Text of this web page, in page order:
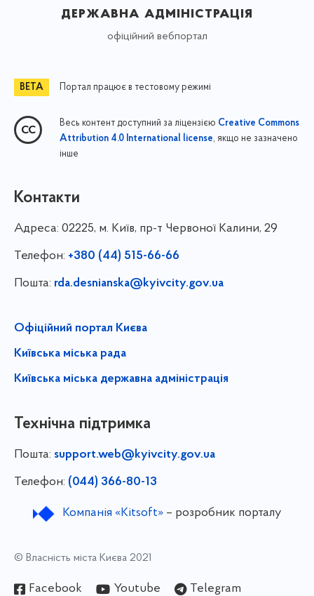
державна адміністрація
офіційний вебпортал
Портал працює в тестовому режимі
Весь контент доступний за ліцензією Creative Commons
Attribution 4.0 International license, якщо не зазначено
інше
Контакти
Адреса: 02225, м. Київ, пр-т Червоної Калини, 29
Телефон: +380 (44) 515-66-66
Пошта: rda.desnianska@kyivcity.gov.ua
Офіційний портал Києва
Київська міська рада
Київська міська державна адміністрація
Технічна підтримка
Пошта: support.web@kyivcity.gov.ua
Телефон: (044) 366-80-13
Компанія «Kitsoft»– розробник порталу
© Власність міста Києва 2021
Facebook Youtube Telegram